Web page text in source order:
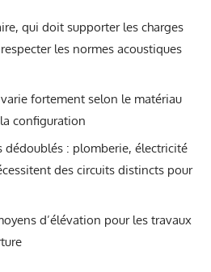
qui doit supporter les charges
les normes acoustiques
varie fortement selon le matériau
configuration
dédoublés : plomberie, électricité
des circuits distincts pour
d’élévation pour les travaux